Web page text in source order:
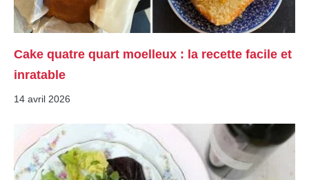
Cake quatre quart moelleux : la recette facile et
inratable
14 avril 2026